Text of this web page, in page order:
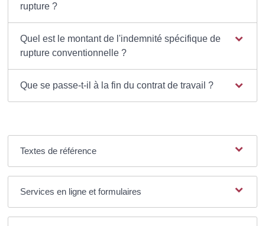
rupture ?
Quel est le montant de l'indemnité spécifique de
rupture conventionnelle ?
Que se passe-t-il à la fin du contrat de travail ?
Textes de référence
Services en ligne et formulaires